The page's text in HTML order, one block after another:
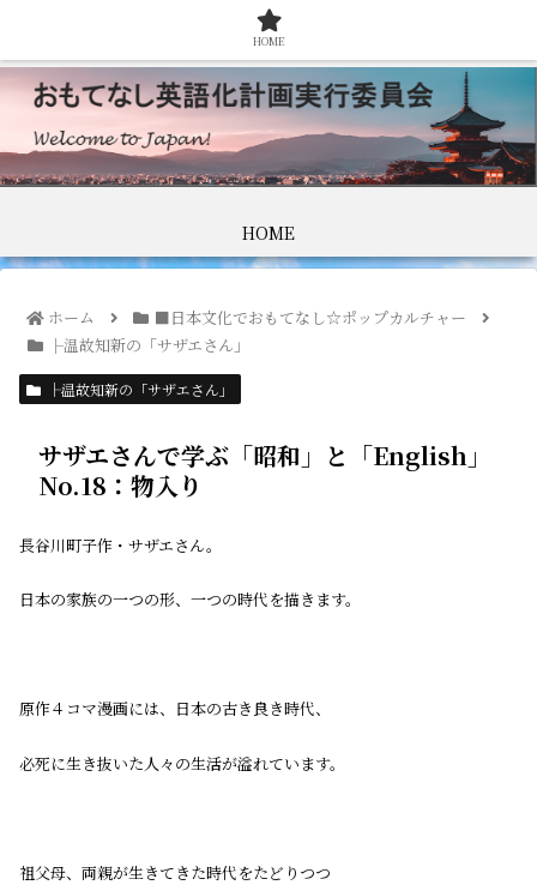
HOME
ホーム
■日本文化でおもてなし☆ポップカルチャー
├温故知新の「サザエさん」
├温故知新の「サザエさん」
サザエさんで学ぶ「昭和」と「English」
No.18：物入り
長谷川町子作・サザエさん。
日本の家族の一つの形、一つの時代を描きます。
原作４コマ漫画には、日本の古き良き時代、
必死に生き抜いた人々の生活が溢れています。
祖父母、両親が生きてきた時代をたどりつつ
HOME